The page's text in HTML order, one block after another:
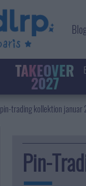
TAKEOVER
2027
pin-trading kollektion januar
Pin-